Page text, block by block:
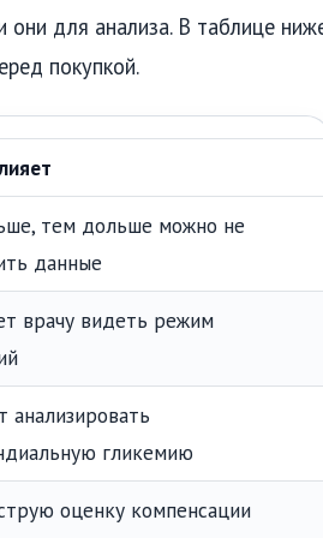
они для анализа. В таблице
покупкой.
тем дольше можно не
данные
врачу видеть режим
анализировать
гликемию
оценку компенсации